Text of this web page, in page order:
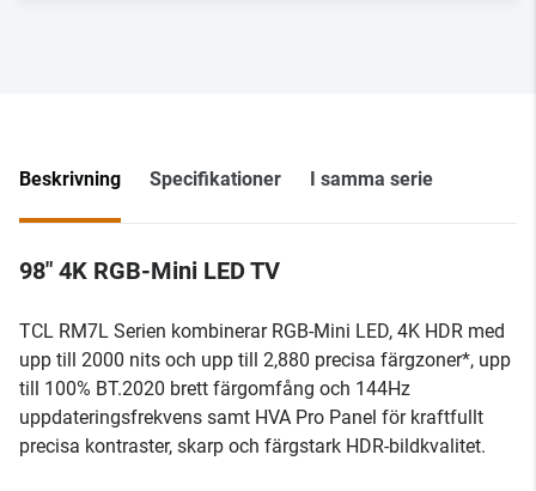
Beskrivning Specifikationer I samma serie
98" 4K RGB-Mini LED TV
TCL RM7L Serien kombinerar RGB-Mini LED, 4K HDR med
upp till 2000 nits och upp till 2,880 precisa färgzoner*, upp
till 100% BT.2020 brett färgomfång och 144Hz
uppdateringsfrekvens samt HVA Pro Panel för kraftfullt
precisa kontraster, skarp och färgstark HDR-bildkvalitet.